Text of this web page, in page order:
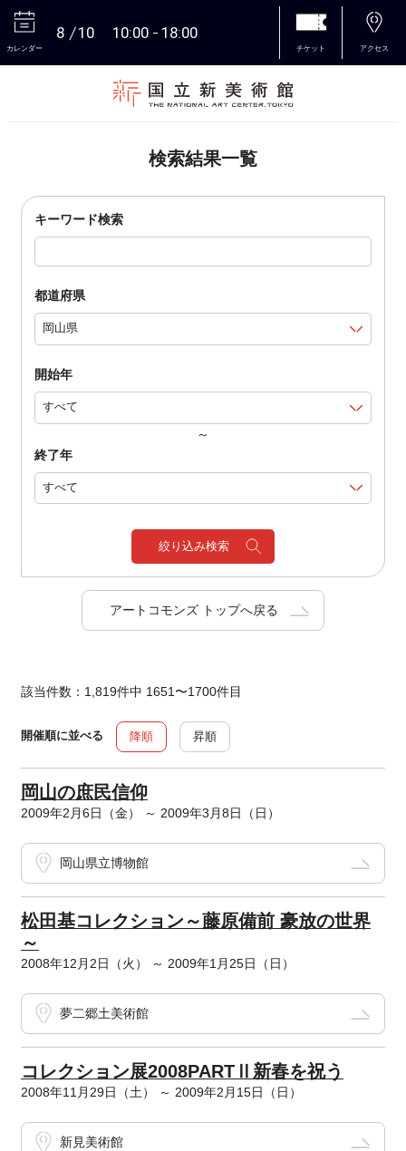
カレンダー
8 10 10:00 18:00
チケット アクセス
検索結果一覧
キーワード検索
都道府県
開始年
～
終了年
絞り込み検索
アートコモンズ トップへ戻る
該当件数：1,819件中 1651〜1700件目
開催順に並べる 降順 昇順
岡山の庶民信仰
2009年2月6日（金） ～ 2009年3月8日（日）
岡山県立博物館
松田基コレクション～藤原備前 豪放の世界
～
2008年12月2日（火） ～ 2009年1月25日（日）
夢二郷土美術館
コレクション展2008PARTⅡ新春を祝う
2008年11月29日（土） ～ 2009年2月15日（日）
新見美術館